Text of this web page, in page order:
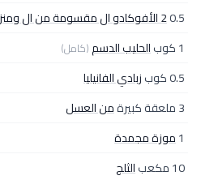
0.52 الأفوكادو ال مقسومة من ال ومنزوعة النواة
1 كوب الحليب الدسم(كامل)
0.5 كوب
زبادي الفانيليا
3 ملعقة كبيرة
من العسل
1موزة مجمدة
10 مكعب
الثلج